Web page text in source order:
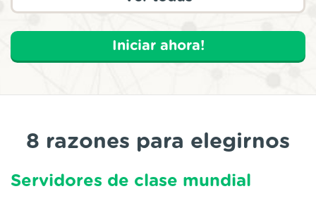
Iniciar ahora!
8 razones para elegirnos
Servidores de clase mundial